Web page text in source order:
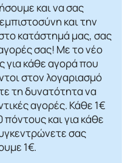
και να σας
και την
κατάστημά μας, σας
σας! Mε το νέο
για κάθε αγορά που
στον λογαριασμό
τη δυνατότητα να
αγορές. Κάθε 1€
και για κάθε
σας
1€.